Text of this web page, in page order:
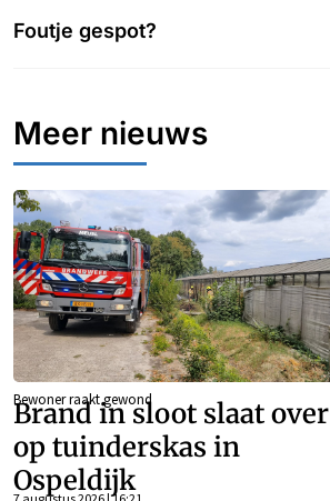
Foutje gespot?
Meer nieuws
Bewoner raakt gewond
Brand in sloot slaat over
op tuinderskas in
Ospeldijk